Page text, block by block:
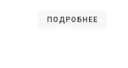
ПОДРОБНЕЕ